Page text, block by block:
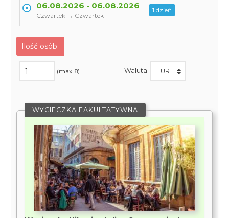
06.08.2026 - 06.08.2026
Czwartek → Czwartek
1 dzień
Ilość osób:
(max. 8) Waluta:
WYCIECZKA FAKULTATYWNA